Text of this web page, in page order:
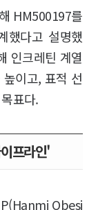
HM500197를
했다고 설명했
인크레틴 계열
이고, 표적 선
표다.
프라인'
Obesi